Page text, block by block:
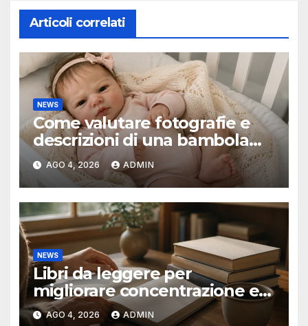
Articoli correlati
NEWS
Come valutare fotografie e
descrizioni di una bambola
reborn
AGO 4, 2026 ADMIN
NEWS
Libri da leggere per
migliorare concentrazione e
produttività
AGO 4, 2026 ADMIN